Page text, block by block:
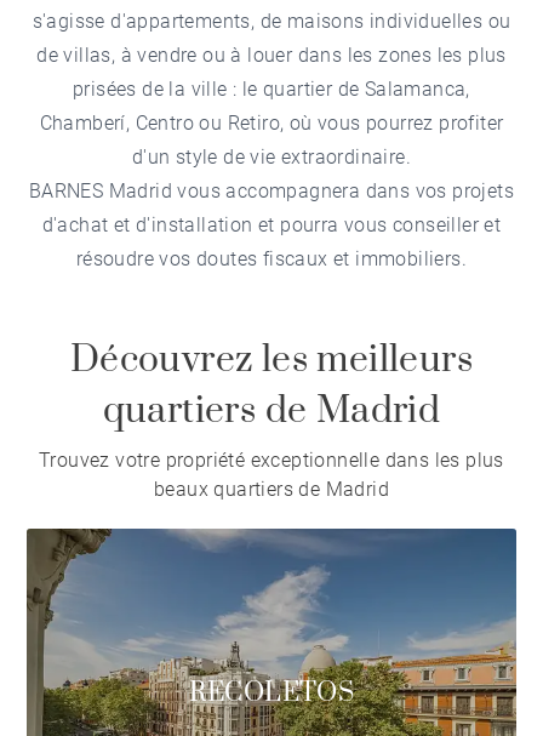
s'agisse d'appartements, de maisons individuelles ou
de villas, à vendre ou à louer dans les zones les plus
prisées de la ville : le quartier de Salamanca,
Chamberí, Centro ou Retiro, où vous pourrez profiter
d'un style de vie extraordinaire.
BARNES Madrid vous accompagnera dans vos projets
d'achat et d'installation et pourra vous conseiller et
résoudre vos doutes fiscaux et immobiliers.
Découvrez les meilleurs
quartiers de Madrid
Trouvez votre propriété exceptionnelle dans les plus
beaux quartiers de Madrid
RECOLETOS